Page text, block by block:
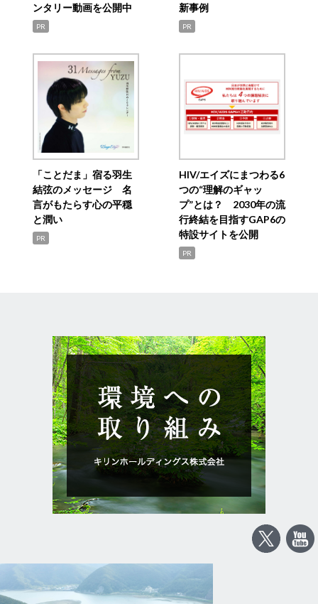
ンタリー動画を公開中
PR
新事例
PR
「ことだま」宿る羽生
結弦のメッセージ 名
言がもたらす心の平穏
と潤い
PR
HIV/エイズにまつわる6
つの“理解のギャッ
プ”とは？ 2030年の流
行終結を目指すGAP6の
特設サイトを公開
PR